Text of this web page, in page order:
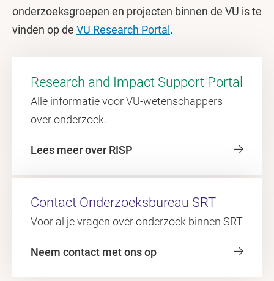
onderzoeksgroepen en projecten binnen de VU is te
vinden op de VU Research Portal .
Research and Impact Support Portal
Alle informatie voor VU-wetenschappers
over onderzoek.
Lees meer over RISP
Contact Onderzoeksbureau SRT
Voor al je vragen over onderzoek binnen SRT
Neem contact met ons op